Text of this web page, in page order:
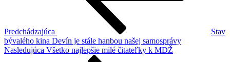
Predchádzajúca
Stav
bývalého kina Devín je stále hanbou našej samosprávy
Ďalší
Nasledujúca Všetko najlepšie milé čitateľky k MDŽ